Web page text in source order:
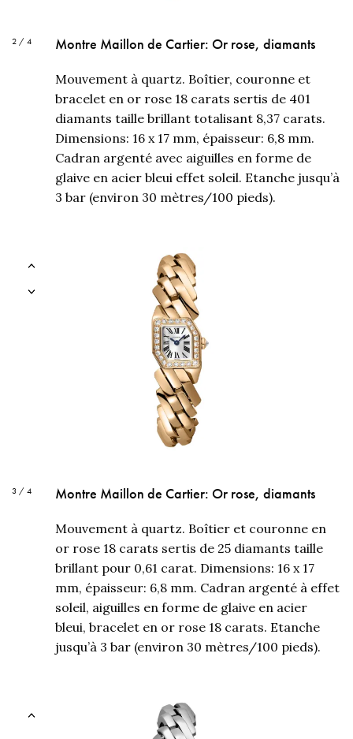
2 / 4 Montre Maillon de Cartier: Or rose, diamants
Mouvement à quartz. Boîtier, couronne et
bracelet en or rose 18 carats sertis de 401
diamants taille brillant totalisant 8,37 carats.
Dimensions: 16 x 17 mm, épaisseur: 6,8 mm.
Cadran argenté avec aiguilles en forme de
glaive en acier bleui effet soleil. Etanche jusqu’à
3 bar (environ 30 mètres/100 pieds).
3 / 4 Montre Maillon de Cartier: Or rose, diamants
Mouvement à quartz. Boîtier et couronne en
or rose 18 carats sertis de 25 diamants taille
brillant pour 0,61 carat. Dimensions: 16 x 17
mm, épaisseur: 6,8 mm. Cadran argenté à effet
soleil, aiguilles en forme de glaive en acier
bleui, bracelet en or rose 18 carats. Etanche
jusqu’à 3 bar (environ 30 mètres/100 pieds).